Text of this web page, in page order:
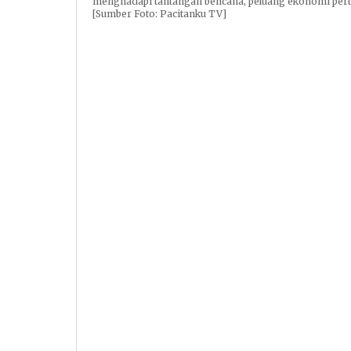
[Sumber Foto: Pacitanku TV]